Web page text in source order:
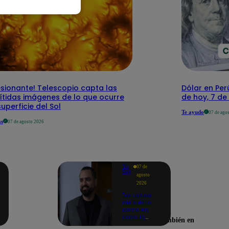
Telescopio capta las
imágenes de lo que ocurre
del Sol
07 de agosto 2026
Dólar en
de hoy, 7
Te ayudo 07 de
Yo
Soy
07 de
agosto
2026
"En Latina
me siento
como en
casa, lo
Encuéntranos también en